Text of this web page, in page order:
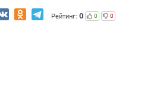
Рейтинг: 0 0 0